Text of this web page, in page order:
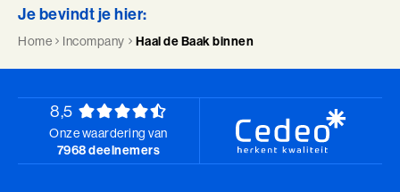
Je bevindt je hier:
Home Incompany Haal de Baak binnen
8,5
Onze waardering van
7968 deelnemers